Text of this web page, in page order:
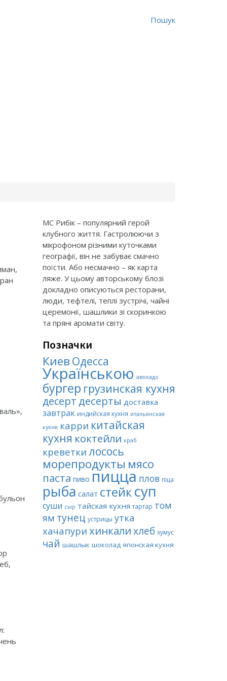
Пошук
МС Рибік – популярний герой
клубного життя. Гастролюючи з
мікрофоном різними куточками
географії, він не забуває смачно
поїсти. Або несмачно – як карта
ляже. У цьому авторському блозі
докладно описуються ресторани,
люди, тефтелі, теплі зустрічі, чайні
церемонії, шашлики зі скоринкою
та пряні аромати світу.
Позначки
Киев Одесса
Українською авокадо
бургер грузинская кухня
десерт десерты доставка
завтрак индийская кухня итальянская
кухня карри китайская
кухня коктейли краб
креветки лосось
морепродукты мясо
паста пиво пицца плов піца
рыба салат стейк суп
суши сыр тайская кухня тартар том
ям тунец устрицы утка
хачапури хинкалихлеб хумус
чай шашлык шоколад японская кухня